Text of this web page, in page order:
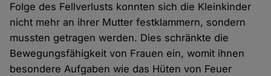
Folge des Fellverlusts konnten sich die Kleinkinder
nicht mehr an ihrer Mutter festklammern, sondern
mussten getragen werden. Dies schränkte die
Bewegungsfähigkeit von Frauen ein, womit ihnen
besondere Aufgaben wie das Hüten von Feuer